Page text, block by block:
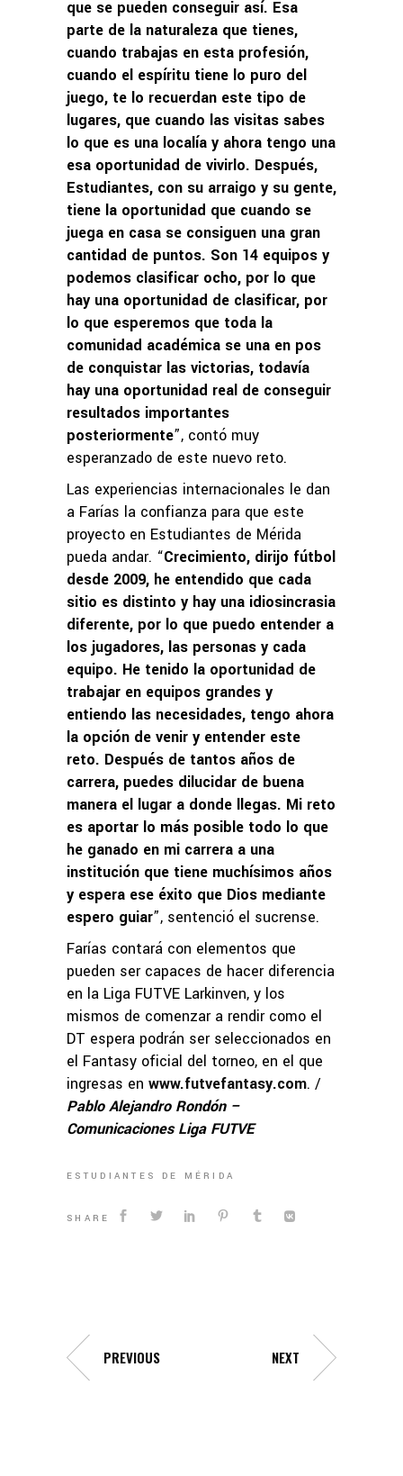
que se pueden conseguir así. Esa
parte de la naturaleza que tienes,
cuando trabajas en esta profesión,
cuando el espíritu tiene lo puro del
juego, te lo recuerdan este tipo de
lugares, que cuando las visitas sabes
lo que es una localía y ahora tengo una
esa oportunidad de vivirlo. Después,
Estudiantes, con su arraigo y su gente,
tiene la oportunidad que cuando se
juega en casa se consiguen una gran
cantidad de puntos. Son 14 equipos y
podemos clasificar ocho, por lo que
hay una oportunidad de clasificar, por
lo que esperemos que toda la
comunidad académica se una en pos
de conquistar las victorias, todavía
hay una oportunidad real de conseguir
resultados importantes
posteriormente”, contó muy
esperanzado de este nuevo reto.
Las experiencias internacionales le dan
a Farías la confianza para que este
proyecto en Estudiantes de Mérida
pueda andar. “Crecimiento, dirijo fútbol
desde 2009, he entendido que cada
sitio es distinto y hay una idiosincrasia
diferente, por lo que puedo entender a
los jugadores, las personas y cada
equipo. He tenido la oportunidad de
trabajar en equipos grandes y
entiendo las necesidades, tengo ahora
la opción de venir y entender este
reto. Después de tantos años de
carrera, puedes dilucidar de buena
manera el lugar a donde llegas. Mi reto
es aportar lo más posible todo lo que
he ganado en mi carrera a una
institución que tiene muchísimos años
y espera ese éxito que Dios mediante
espero guiar”, sentenció el sucrense.
Farías contará con elementos que
pueden ser capaces de hacer diferencia
en la Liga FUTVE Larkinven, y los
mismos de comenzar a rendir como el
DT espera podrán ser seleccionados en
el Fantasy oficial del torneo, en el que
ingresas en www.futvefantasy.com. /
Pablo Alejandro Rondón –
Comunicaciones Liga FUTVE
ESTUDIANTES DE MÉRIDA
SHARE
PREVIOUS NEXT